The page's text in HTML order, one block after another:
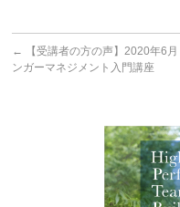
←
【受講者の方の声】2020年6
ンガーマネジメント入門講座